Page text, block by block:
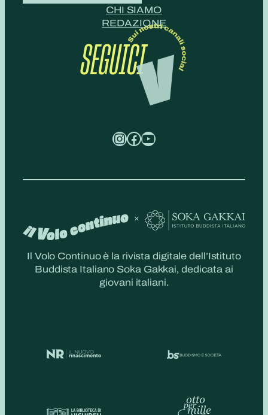
CHI SIAMO
REDAZIONE
SEGUICI
InstagramFacebook YouTube
Il Volo Continuo è la rivista digitale dell’Istituto
Buddista Italiano Soka Gakkai, dedicata ai
giovani italiani.